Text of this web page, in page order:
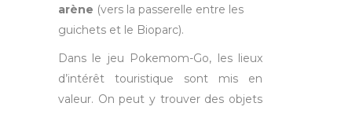
arène (vers la passerelle entre les
guichets et le Bioparc).
Dans le jeu Pokemom-Go, les lieux
d’intérêt touristique sont mis en
valeur. On peut y trouver des objets